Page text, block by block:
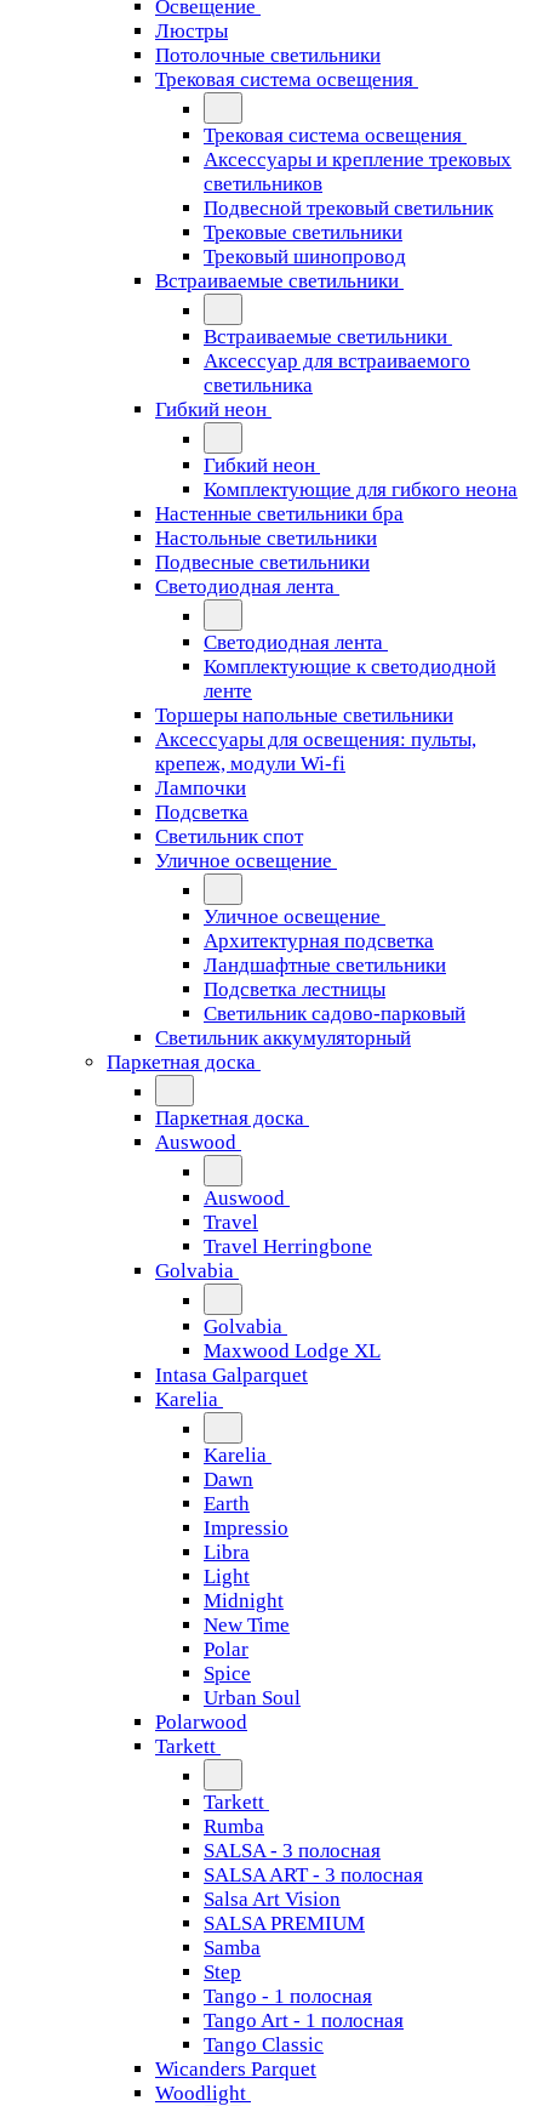
Освещение
Люстры
Потолочные светильники
Трековая система освещения
Трековая система освещения
Аксессуары и крепление трековых
светильников
Подвесной трековый светильник
Трековые светильники
Трековый шинопровод
Встраиваемые светильники
Встраиваемые светильники
Аксессуар для встраиваемого
светильника
Гибкий неон
Гибкий неон
Комплектующие для гибкого неона
Настенные светильники бра
Настольные светильники
Подвесные светильники
Светодиодная лента
Светодиодная лента
Комплектующие к светодиодной
ленте
Торшеры напольные светильники
Аксессуары для освещения: пульты,
крепеж, модули Wi-fi
Лампочки
Подсветка
Светильник спот
Уличное освещение
Уличное освещение
Архитектурная подсветка
Ландшафтные светильники
Подсветка лестницы
Светильник садово-парковый
Светильник аккумуляторный
Паркетная доска
Паркетная доска
Auswood
Auswood
Travel
Travel Herringbone
Golvabia
Golvabia
Maxwood Lodge XL
Intasa Galparquet
Karelia
Karelia
Dawn
Earth
Impressio
Libra
Light
Midnight
New Time
Polar
Spice
Urban Soul
Polarwood
Tarkett
Tarkett
Rumba
SALSA - 3 полосная
SALSA ART - 3 полосная
Salsa Art Vision
SALSA PREMIUM
Samba
Step
Tango - 1 полосная
Tango Art - 1 полосная
Tango Classiс
Wicanders Parquet
Woodlight